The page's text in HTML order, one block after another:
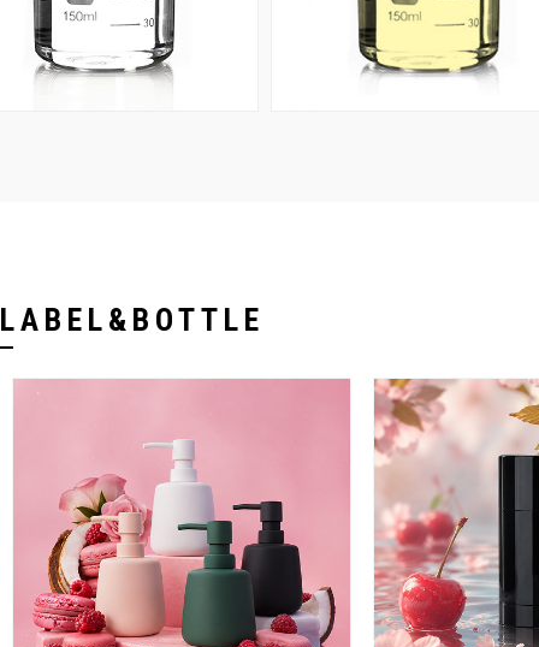
LABEL&BOTTLE